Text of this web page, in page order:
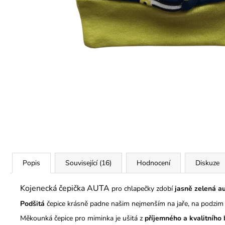
Popis Související (16) Hodnocení Diskuze
Kojenecká čepička AUTA pro chlapečky zdobíjasně zelená
Podšitá čepice krásně padne našim nejmenším na jaře, na
Měkounká čepice pro miminka je ušitá z příjemného a kvalitního
290 Kč